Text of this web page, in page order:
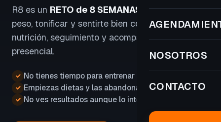
NOSOTROS
CONTACTO
R8 es un RETO de 8 SEMANAS
para perder
peso, tonificar y sentirte bien con entrenamiento,
nutrición, seguimiento y acompañamiento
presencial.
✓ No tienes tiempo para entrenar
✓ Empiezas dietas y las abandonas
✓ No ves resultados aunque lo intentas